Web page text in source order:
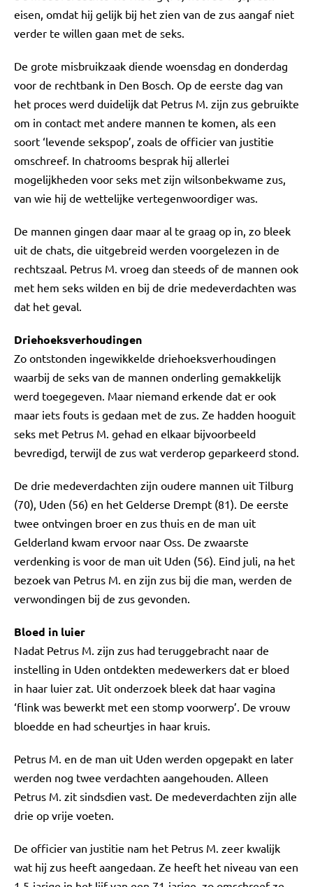
eisen, omdat hij gelijk bij het zien van de zus aangaf niet
verder te willen gaan met de seks.
De grote misbruikzaak diende woensdag en donderdag
voor de rechtbank in Den Bosch. Op de eerste dag van
het proces werd duidelijk dat Petrus M. zijn zus gebruikte
om in contact met andere mannen te komen, als een
soort ‘levende sekspop’, zoals de officier van justitie
omschreef. In chatrooms besprak hij allerlei
mogelijkheden voor seks met zijn wilsonbekwame zus,
van wie hij de wettelijke vertegenwoordiger was.
De mannen gingen daar maar al te graag op in, zo bleek
uit de chats, die uitgebreid werden voorgelezen in de
rechtszaal. Petrus M. vroeg dan steeds of de mannen ook
met hem seks wilden en bij de drie medeverdachten was
dat het geval.
Driehoeksverhoudingen
Zo ontstonden ingewikkelde driehoeksverhoudingen
waarbij de seks van de mannen onderling gemakkelijk
werd toegegeven. Maar niemand erkende dat er ook
maar iets fouts is gedaan met de zus. Ze hadden hooguit
seks met Petrus M. gehad en elkaar bijvoorbeeld
bevredigd, terwijl de zus wat verderop geparkeerd stond.
De drie medeverdachten zijn oudere mannen uit Tilburg
(70), Uden (56) en het Gelderse Drempt (81). De eerste
twee ontvingen broer en zus thuis en de man uit
Gelderland kwam ervoor naar Oss. De zwaarste
verdenking is voor de man uit Uden (56). Eind juli, na het
bezoek van Petrus M. en zijn zus bij die man, werden de
verwondingen bij de zus gevonden.
Bloed in luier
Nadat Petrus M. zijn zus had teruggebracht naar de
instelling in Uden ontdekten medewerkers dat er bloed
in haar luier zat. Uit onderzoek bleek dat haar vagina
‘flink was bewerkt met een stomp voorwerp’. De vrouw
bloedde en had scheurtjes in haar kruis.
Petrus M. en de man uit Uden werden opgepakt en later
werden nog twee verdachten aangehouden. Alleen
Petrus M. zit sindsdien vast. De medeverdachten zijn alle
drie op vrije voeten.
De officier van justitie nam het Petrus M. zeer kwalijk
wat hij zus heeft aangedaan. Ze heeft het niveau van een